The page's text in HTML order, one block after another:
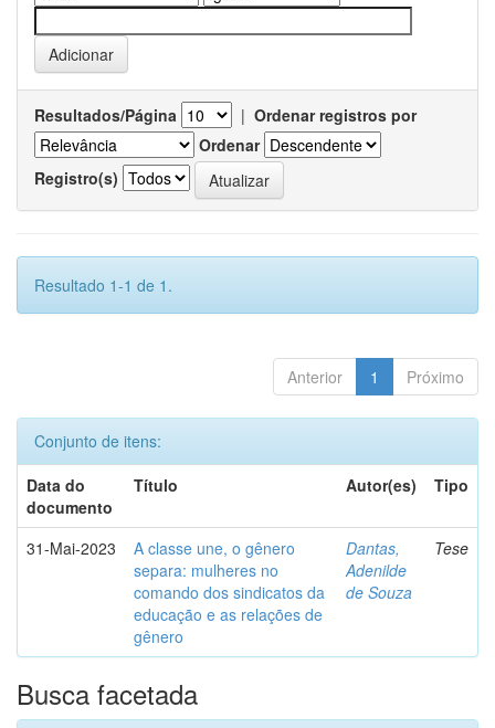
Resultados/Página | Ordenar registros por
Ordenar
Registro(s)
Resultado 1-1 de 1.
Anterior 1 Próximo
Conjunto de itens:
Data do
documento
Título Autor(es) Tipo
31-Mai-2023
A classe une, o gênero
separa: mulheres no
comando dos sindicatos da
educação e as relações de
gênero
Dantas,
Adenilde
de Souza
Tese
Busca facetada